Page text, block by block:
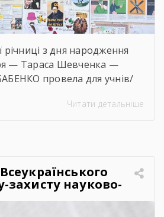
річниці з дня народження
— Тараса Шевченка —
провела для учнів/
захід «Кобзар
виконали безсмертний
Читати детальніше
захисту науково-
робіт учнів-